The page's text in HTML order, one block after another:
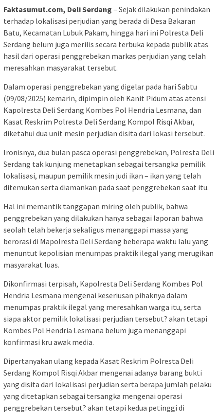
Faktasumut.com, Deli Serdang – Sejak dilakukan penindakan
terhadap lokalisasi perjudian yang berada di Desa Bakaran
Batu, Kecamatan Lubuk Pakam, hingga hari ini Polresta Deli
Serdang belum juga merilis secara terbuka kepada publik atas
hasil dari operasi penggrebekan markas perjudian yang telah
meresahkan masyarakat tersebut.
Dalam operasi penggrebekan yang digelar pada hari Sabtu
(09/08/2025) kemarin, dipimpin oleh Kanit Pidum atas atensi
Kapolresta Deli Serdang Kombes Pol Hendria Lesmana, dan
Kasat Reskrim Polresta Deli Serdang Kompol Risqi Akbar,
diketahui dua unit mesin perjudian disita dari lokasi tersebut.
Ironisnya, dua bulan pasca operasi penggrebekan, Polresta Deli
Serdang tak kunjung menetapkan sebagai tersangka pemilik
lokalisasi, maupun pemilik mesin judi ikan – ikan yang telah
ditemukan serta diamankan pada saat penggrebekan saat itu.
Hal ini memantik tanggapan miring oleh publik, bahwa
penggrebekan yang dilakukan hanya sebagai laporan bahwa
seolah telah bekerja sekaligus menanggapi massa yang
berorasi di Mapolresta Deli Serdang beberapa waktu lalu yang
menuntut kepolisian menumpas praktik ilegal yang merugikan
masyarakat luas.
Dikonfirmasi terpisah, Kapolresta Deli Serdang Kombes Pol
Hendria Lesmana mengenai keseriusan pihaknya dalam
menumpas praktik ilegal yang meresahkan warga itu, serta
siapa aktor pemilik lokalisasi perjudian tersebut? akan tetapi
Kombes Pol Hendria Lesmana belum juga menanggapi
konfirmasi kru awak media.
Dipertanyakan ulang kepada Kasat Reskrim Polresta Deli
Serdang Kompol Risqi Akbar mengenai adanya barang bukti
yang disita dari lokalisasi perjudian serta berapa jumlah pelaku
yang ditetapkan sebagai tersangka mengenai operasi
penggrebekan tersebut? akan tetapi kedua petinggi di